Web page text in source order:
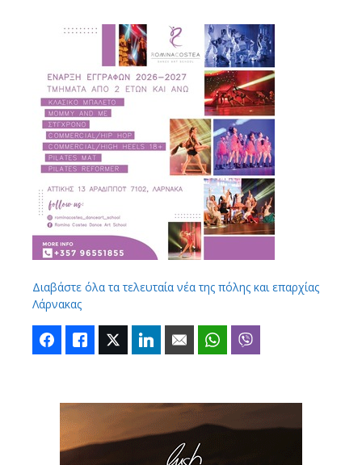
Διαβάστε όλα τα τελευταία νέα της πόλης και επαρχίας
Λάρνακας
FacebookLike Twitter LinkedIn Email WhatsApp